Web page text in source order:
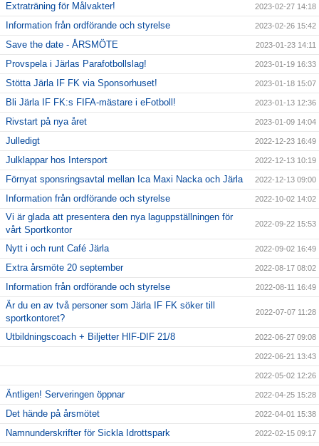
Extraträning för Målvakter! 2023-02-27 14:18
Information från ordförande och styrelse 2023-02-26 15:42
Save the date - ÅRSMÖTE 2023-01-23 14:11
Provspela i Järlas Parafotbollslag! 2023-01-19 16:33
Stötta Järla IF FK via Sponsorhuset! 2023-01-18 15:07
Bli Järla IF FK:s FIFA-mästare i eFotboll! 2023-01-13 12:36
Rivstart på nya året 2023-01-09 14:04
Julledigt 2022-12-23 16:49
Julklappar hos Intersport 2022-12-13 10:19
Förnyat sponsringsavtal mellan Ica Maxi Nacka och Järla 2022-12-13 09:00
Information från ordförande och styrelse 2022-10-02 14:02
Vi är glada att presentera den nya laguppställningen för
vårt Sportkontor
2022-09-22 15:53
Nytt i och runt Café Järla 2022-09-02 16:49
Extra årsmöte 20 september 2022-08-17 08:02
Information från ordförande och styrelse 2022-08-11 16:49
Är du en av två personer som Järla IF FK söker till
sportkontoret?
2022-07-07 11:28
Utbildningscoach + Biljetter HIF-DIF 21/8 2022-06-27 09:08
2022-06-21 13:43
2022-05-02 12:26
Äntligen! Serveringen öppnar 2022-04-25 15:28
Det hände på årsmötet 2022-04-01 15:38
Namnunderskrifter för Sickla Idrottspark 2022-02-15 09:17